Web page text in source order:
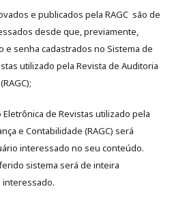
e publicados pela RAGC são de
desde que, previamente,
e senha cadastrados no Sistema de
utilizado pela Revista de Auditoria
de Revistas utilizado pela
e Contabilidade (RAGC) será
interessado no seu conteúdo.
sistema será de inteira